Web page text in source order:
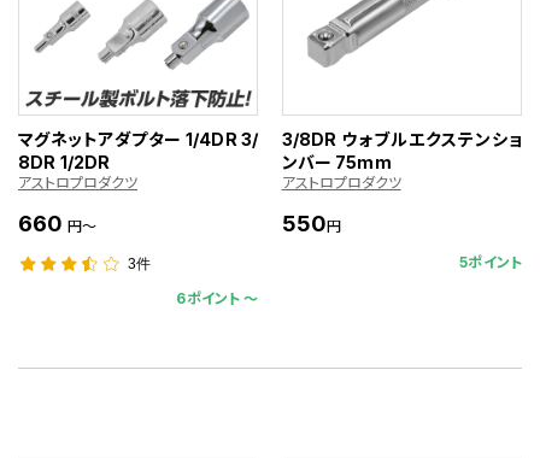
マグネットアダプター 1/4DR 3/
8DR 1/2DR
アストロプロダクツ
660 円～
3件
6ポイント 〜
3/8DR ウォブルエクステンショ
ンバー 75mm
アストロプロダクツ
550円
5ポイント